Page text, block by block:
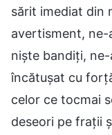
sărit imediat din
avertisment, ne-
niște bandiți,
încătușat cu
celor ce tocmai
deseori pe frații